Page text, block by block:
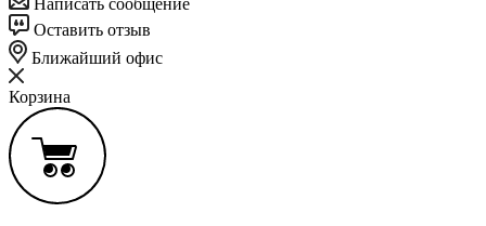
Написать сообщение
Оставить отзыв
Ближайший офис
Корзина